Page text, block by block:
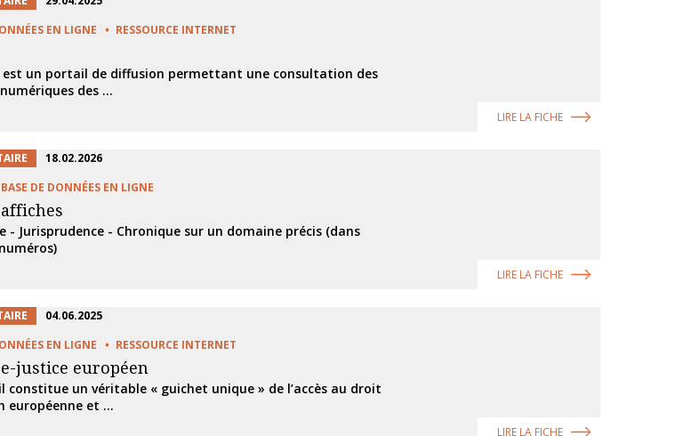
EN LIGNE
RESSOURCE INTERNET
est un portail de diffusion permettant une consultation des
des ...
LIRE LA FICHE
18.02.2026
BASE DE DONNÉES EN LIGNE
- Jurisprudence - Chronique sur un domaine précis (dans
LIRE LA FICHE
04.06.2025
EN LIGNE
RESSOURCE INTERNET
justice européen
constitue un véritable « guichet unique » de l’accès au droit
européenne et ...
LIRE LA FICHE